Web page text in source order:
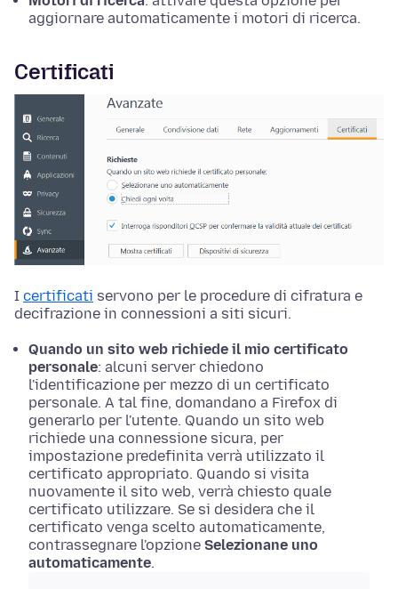
aggiornare automaticamente i motori di ricerca.
Certificati
I certificati servono per le procedure di cifratura e
decifrazione in connessioni a siti sicuri.
Quando un sito web richiede il mio certificato
personale: alcuni server chiedono
l'identificazione per mezzo di un certificato
personale. A tal fine, domandano a Firefox di
generarlo per l'utente. Quando un sito web
richiede una connessione sicura, per
impostazione predefinita verrà utilizzato il
certificato appropriato. Quando si visita
nuovamente il sito web, verrà chiesto quale
certificato utilizzare. Se si desidera che il
certificato venga scelto automaticamente,
contrassegnare l'opzione Selezionane uno
automaticamente.